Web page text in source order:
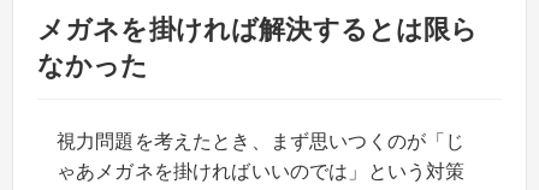
メガネを掛ければ解決するとは限ら
なかった
視力問題を考えたとき、まず思いつくのが「じ
ゃあメガネを掛ければいいのでは」という対策